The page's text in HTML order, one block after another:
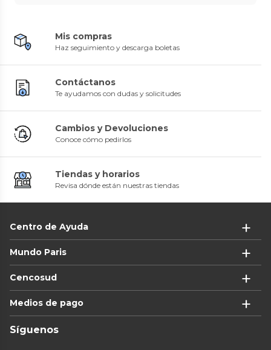
Mis compras
Haz seguimiento y descarga boletas
Contáctanos
Te ayudamos con dudas y solicitudes
Cambios y Devoluciones
Conoce cómo pedirlos
Tiendas y horarios
Revisa dónde están nuestras tiendas
Centro de Ayuda
Mundo Paris
Cencosud
Medios de pago
Síguenos